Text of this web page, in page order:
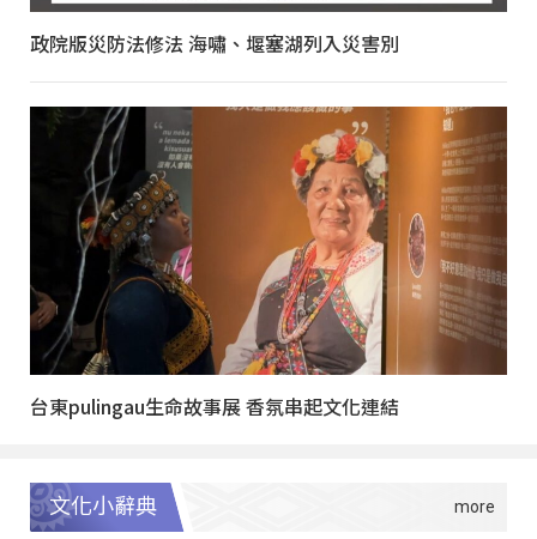
政院版災防法修法 海嘯、堰塞湖列入災害別
台東pulingau生命故事展 香氛串起文化連結
文化小辭典